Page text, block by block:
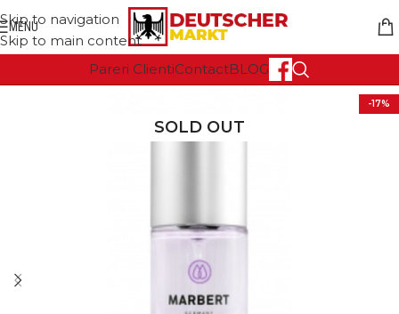
Skip to navigation
Skip to main content
MENU
Pareri ClientiContactBLOG
-17%
SOLD OUT